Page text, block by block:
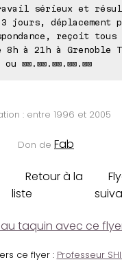
sérieux et
déplacement
reçoit tous
à 21h à Grenoble
ou ⊠⊠.⊠⊠.⊠⊠.⊠⊠.⊠⊠
: entre 1996 et 2005
Don de Fab
Retour à la
liste
taquin avec ce
ce flyer : Professeur